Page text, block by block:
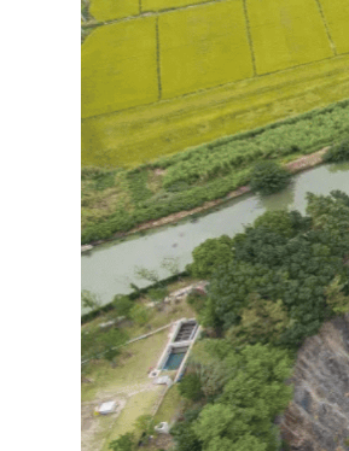
Shimao Wonderland
карьер